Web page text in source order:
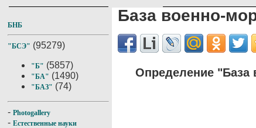
БНБ
"БСЭ" (95279)
"Б" (5857)
"БА" (1490)
"БАЗ" (74)
- Photogallery
- Естественные науки
База военно-
Определение "База